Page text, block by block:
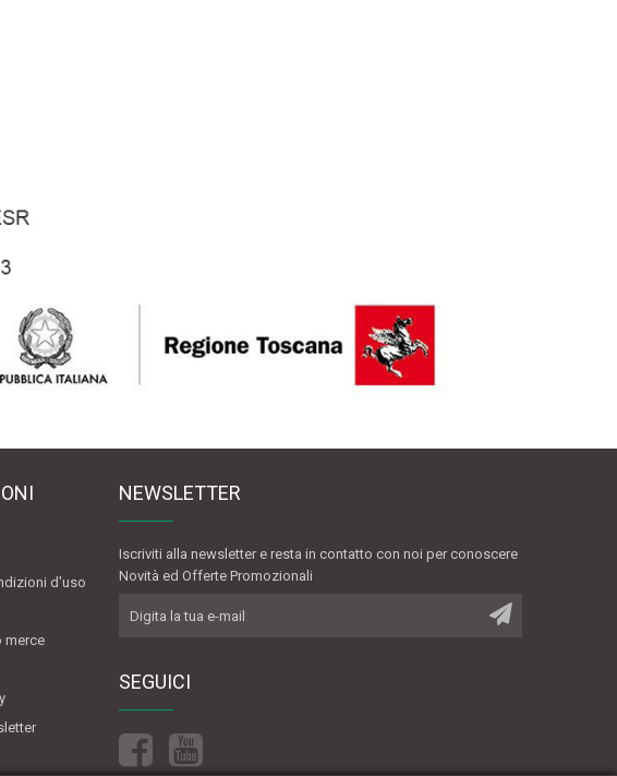
d'uso
merce
NEWSLETTER
Iscriviti alla newsletter e resta in contatto con noi per conoscere
Novità ed Offerte Promozionali
SEGUICI